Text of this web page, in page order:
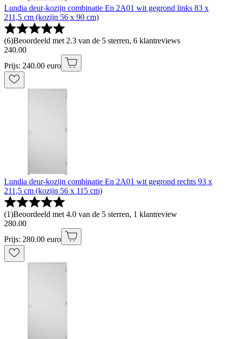
Lundia deur-kozijn combinatie En 2A01 wit gegrond links 83 x
211,5 cm (kozijn 56 x 90 cm)
(6)Beoordeeld met 2.3 van de 5 sterren, 6 klantreviews
240.00
Prijs: 240.00 euro
Lundia deur-kozijn combinatie En 2A01 wit gegrond rechts 93 x
211,5 cm (kozijn 56 x 115 cm)
(1)Beoordeeld met 4.0 van de 5 sterren, 1 klantreview
280.00
Prijs: 280.00 euro